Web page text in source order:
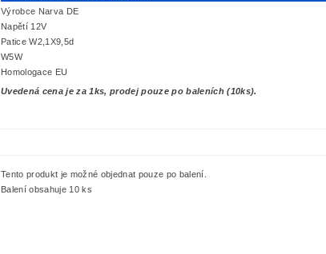
Výrobce Narva DE
Napětí 12V
Patice W2,1X9,5d
W5W
Homologace EU
Uvedená cena je za 1ks, prodej pouze po baleních (10ks).
Tento produkt je možné objednat pouze po balení.
Balení obsahuje 10 ks